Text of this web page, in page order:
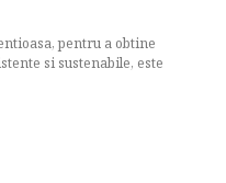
pentru a obtine
si sustenabile, este